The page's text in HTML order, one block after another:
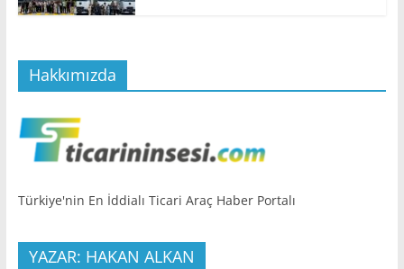
Hakkımızda
Türkiye'nin En İddialı Ticari Araç Haber Portalı
YAZAR: HAKAN ALKAN